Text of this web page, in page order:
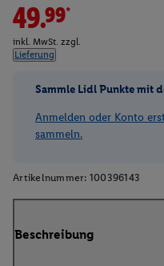
49.99*
inkl. MwSt. zzgl.
Lieferung
Sammle Lidl Punkte mit
Anmelden oder Konto
sammeln.
Artikelnummer: 100396143
Beschreibung